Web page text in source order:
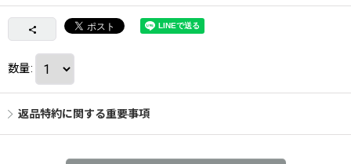
数量:
返品特約に関する重要事項